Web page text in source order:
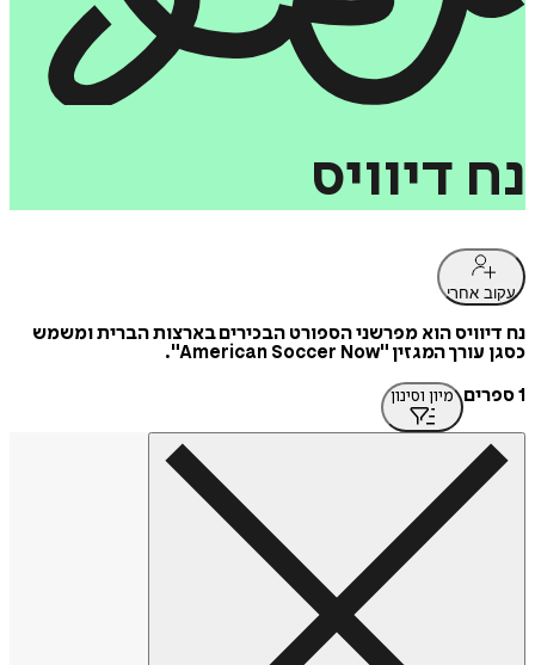
נח דיוויס
עקוב אחרי
נח דיוויס הוא מפרשני הספורט הבכירים בארצות הברית ומשמש
כסגן עורך המגזין "American Soccer Now".
1 ספרים
מיון וסינון